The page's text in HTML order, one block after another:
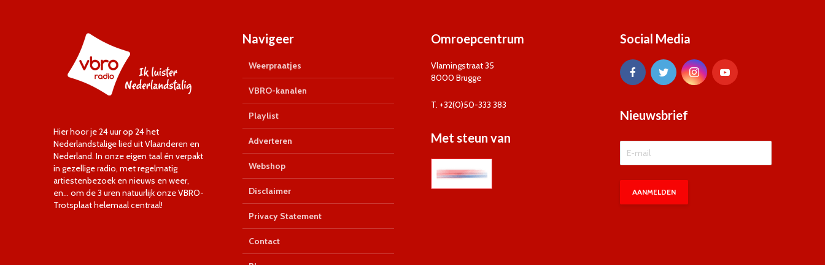
Hier hoor je 24 uur op 24 het
Nederlandstalige lied uit Vlaanderen en
Nederland. In onze eigen taal én verpakt
in gezellige radio, met regelmatig
artiestenbezoek en nieuws en weer,
en… om de 3 uren natuurlijk onze VBRO-
Trotsplaat helemaal centraal!
Navigeer
Weerpraatjes
VBRO-kanalen
Playlist
Adverteren
Webshop
Disclaimer
Privacy Statement
Contact
Omroepcentrum
Vlamingstraat 35
8000 Brugge
T. +32(0)50-333 383
Met steun van
Social Media
Nieuwsbrief